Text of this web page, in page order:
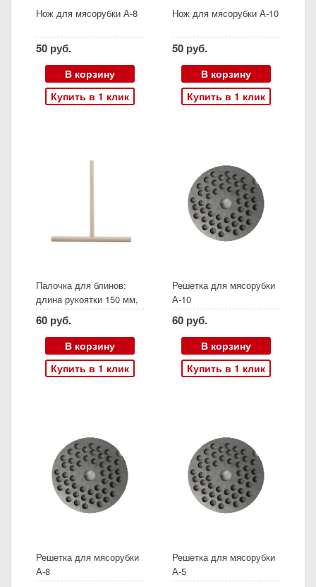
Нож для мясорубки А-8
50 руб.
В корзину
Купить в 1 клик
Нож для мясорубки А-10
50 руб.
В корзину
Купить в 1 клик
Палочка для блинов:
длина рукоятки 150 мм,
диаметр 120 мм,
материал бук
60 руб.
В корзину
Купить в 1 клик
Решетка для мясорубки
А-10
60 руб.
В корзину
Купить в 1 клик
Решетка для мясорубки
А-8
Решетка для мясорубки
А-5